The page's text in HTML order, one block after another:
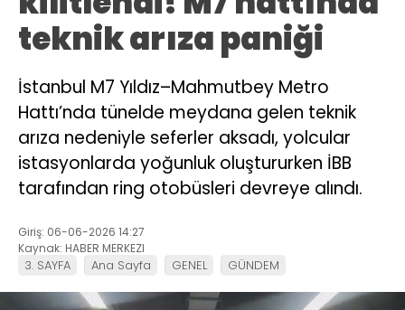
teknik arıza paniği
İstanbul M7 Yıldız–Mahmutbey Metro
Hattı’nda tünelde meydana gelen teknik
arıza nedeniyle seferler aksadı, yolcular
istasyonlarda yoğunluk oluştururken İBB
tarafından ring otobüsleri devreye alındı.
Giriş: 06-06-2026 14:27
Kaynak: HABER MERKEZI
3. SAYFA Ana Sayfa GENEL GÜNDEM